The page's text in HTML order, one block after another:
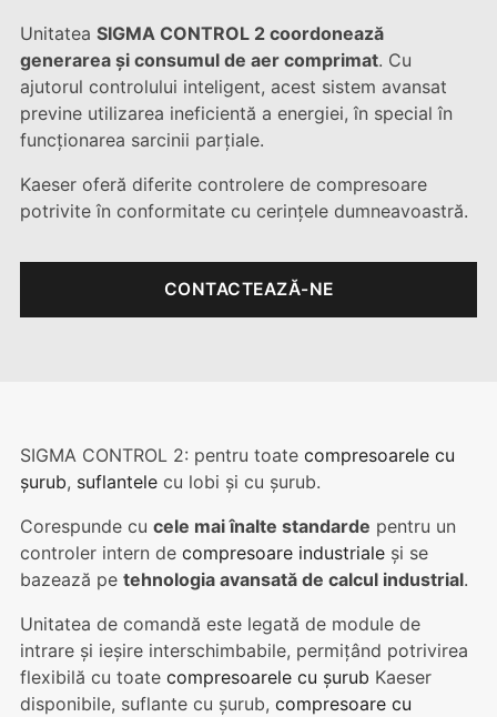
Unitatea SIGMA CONTROL 2 coordonează
generarea și consumul de aer comprimat. Cu
ajutorul controlului inteligent, acest sistem avansat
previne utilizarea ineficientă a energiei, în special în
funcționarea sarcinii parțiale.
Kaeser oferă diferite controlere de compresoare
potrivite în conformitate cu cerințele dumneavoastră.
CONTACTEAZĂ-NE
SIGMA CONTROL 2: pentru toate compresoarele cu
șurub, suflantele cu lobi și cu șurub.
Corespunde cu cele mai înalte standarde pentru un
controler intern de compresoare industriale și se
bazează pe tehnologia avansată de calcul industrial.
Unitatea de comandă este legată de module de
intrare și ieșire interschimbabile, permițând potrivirea
flexibilă cu toate compresoarele cu șurub Kaeser
disponibile, suflante cu șurub, compresoare cu